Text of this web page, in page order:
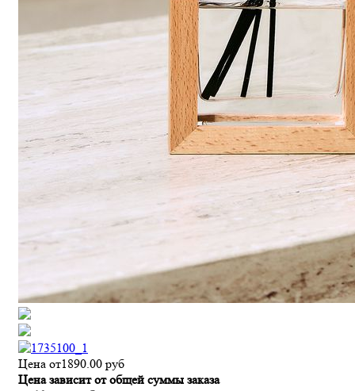
Цена от1890.00 руб
Цена зависит от общей суммы заказа